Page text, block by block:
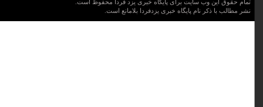
تمام حقوق این وب سایت برای پایگاه خبری یزد فردا محفوظ است.
نشر مطالب با ذکر نام پایگاه خبری یزدفردا بلامانع است.